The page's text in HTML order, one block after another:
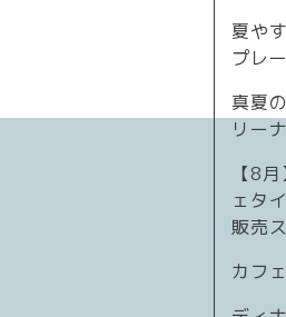
夏や
プレ
真夏
リー
【8
ェタ
販売
カフ